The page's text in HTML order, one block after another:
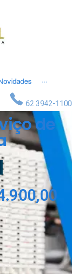
···
62 3942-1100
de